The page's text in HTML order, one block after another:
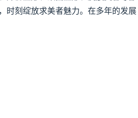
时刻绽放求美者魅力。在多年的发展